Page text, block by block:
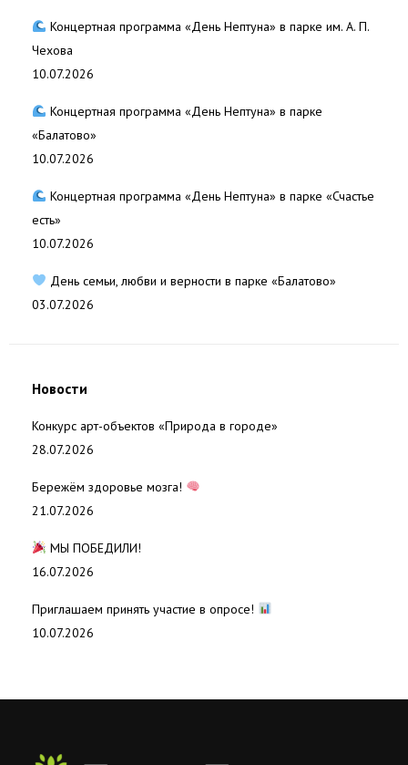
Концертная программа «День Нептуна» в парке им. А. П.
Чехова
10.07.2026
Концертная программа «День Нептуна» в парке
«Балатово»
10.07.2026
Концертная программа «День Нептуна» в парке «Счастье
есть»
10.07.2026
День семьи, любви и верности в парке «Балатово»
03.07.2026
Новости
Конкурс арт-объектов «Природа в городе»
28.07.2026
Бережём здоровье мозга!
21.07.2026
МЫ ПОБЕДИЛИ!
16.07.2026
Приглашаем принять участие в опросе!
10.07.2026